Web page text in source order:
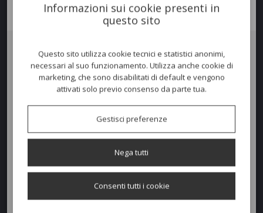
SgabelloKUADRA
Scocca in multistrato impiallacciato rovere disponibile in diverse
finiture. Struttura in tubo d'acciaio Ø mm16 finitura cromato, cromato
Impilabile. Altezza seduta 77cm.
Informazioni sui cookie presenti in
questo sito
Questo sito utilizza cookie tecnici e statistici anonimi,
necessari al suo funzionamento. Utilizza anche cookie di
marketing, che sono disabilitati di default e vengono
attivati solo previo consenso da parte tua.
Gestisci preferenze
Nega tutti
Consenti tutti i cookie